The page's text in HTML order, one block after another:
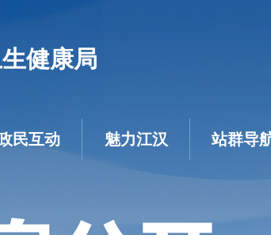
健康局
民互动 魅力江汉 站群导